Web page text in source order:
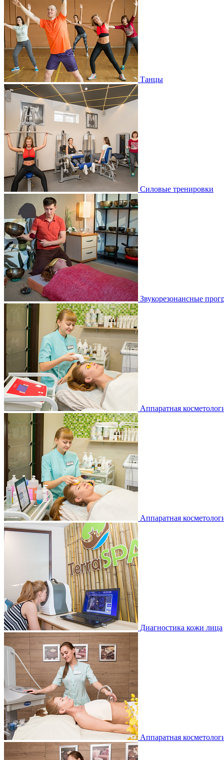
Танцы
Силовые тренировки
Звукорезонансные
Аппаратная
Аппаратная
Диагностика кожи лица
Аппаратная